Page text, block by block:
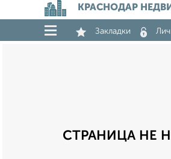
КРАСНОДАР
Закладки
СТРАНИЦА НЕ